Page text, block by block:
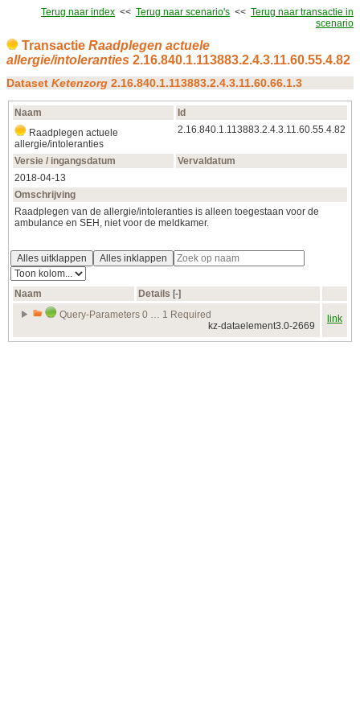
Terug naar index << Terug naar scenario's << Terug naar transactie in
scenario
Transactie Raadplegen actuele
allergie/intoleranties 2.16.840.1.113883.2.4.3.11.60.55.4.82
Dataset Ketenzorg 2.16.840.1.113883.2.4.3.11.60.66.1.3
Naam
Id
Raadplegen actuele
allergie/intoleranties
2.16.840.1.113883.2.4.3.11.60.55.4.82
Versie / ingangsdatum
Vervaldatum
2018‑04‑13
Omschrijving
Raadplegen van de allergie/intoleranties is alleen toegestaan voor de
ambulance en SEH, niet voor de meldkamer.
Alles uitklappen Alles inklappen
Naam Details [‑]
Query-Parameters 0 … 1 Required
kz-dataelement3.0-2669
link